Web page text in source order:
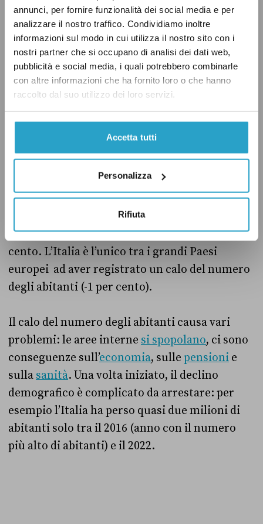
annunci, per fornire funzionalità dei social media e per
analizzare il nostro traffico. Condividiamo inoltre
informazioni sul modo in cui utilizza il nostro sito con i
nostri partner che si occupano di analisi dei dati web,
pubblicità e social media, i quali potrebbero combinarle
con altre informazioni che ha fornito loro o che hanno
raccolto dal suo utilizzo dei loro servizi.
Accetta tutti
Personalizza
Rifiuta
seguiti dall’Irlanda (+11 per cento) e dalla
Svezia (+10 per cento). La crescita di Malta,
nonostante il basso tasso di fecondità,è dovuta
all’alta immigrazione: solo nel 2022 sono
arrivate dall’estero 22 mila persone, il 4 per
cento di tutta la popolazione dell’isola. I cali
peggiori sono stati registrati invece in
al 5 per cento ci sono anche Romania, Lituania,
Grecia e Lettonia.
Germania e Francia hanno avuto un aumento
del 4 per cento, mentre la Spagna del 2 per
cento. L’Italia è l’unico tra i grandi Paesi
europei ad aver registrato un calo del numero
degli abitanti (-1 per cento).
Il calo del numero degli abitanti causa vari
problemi: le aree interne si spopolano, ci sono
conseguenze sull’economia, sulle pensioni e
sulla sanità. Una volta iniziato, il declino
demografico è complicato da arrestare: per
esempio l’Italia ha perso quasi due milioni di
abitanti solo tra il 2016 (anno con il numero
più alto di abitanti) e il 2022.